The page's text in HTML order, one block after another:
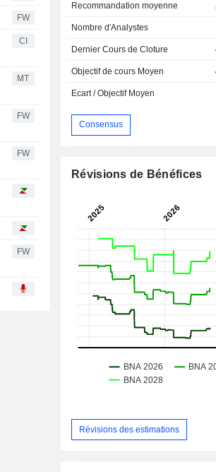
FW
CI
MT
FW
FW
FW
Recommandation moyenne
Nombre d'Analystes
Dernier Cours de Cloture
Objectif de cours Moyen
Ecart / Objectif Moyen
Consensus
Révisions de Bénéfices
Révisions des estimations